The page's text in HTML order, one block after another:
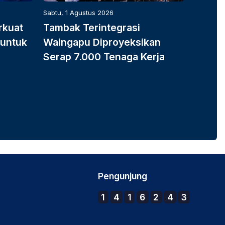
Sabtu, 1 Agustus 2026
Tambak Terintegrasi
Waingapu Diproyeksikan
Serap 7.000 Tenaga Kerja
Pengunjung
1 4 1 6 2 4 3